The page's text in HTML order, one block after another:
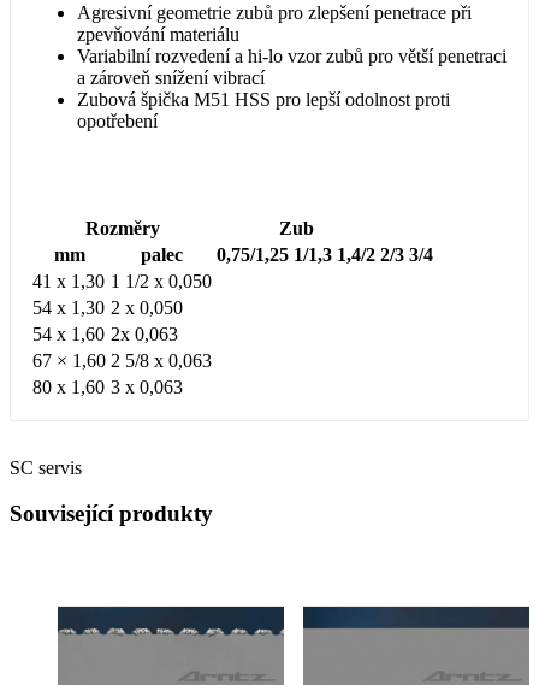
Agresivní geometrie zubů pro zlepšení penetrace při
zpevňování materiálu
Variabilní rozvedení a hi-lo vzor zubů pro větší penetraci
a zároveň snížení vibrací
Zubová špička M51 HSS pro lepší odolnost proti
opotřebení
Rozměry
Zub
mm
palec 0,75/1,25 1/1,3 1,4/2 2/3 3/4
41 x 1,30 1 1/2 x 0,050
54 x 1,30 2 x 0,050
54 x 1,60 2x 0,063
67 × 1,60 2 5/8 x 0,063
80 x 1,60 3 x 0,063
SC servis
Související produkty